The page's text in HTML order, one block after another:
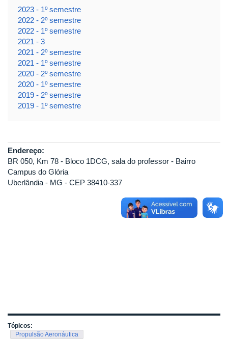
2023 - 1º semestre
2022 - 2º semestre
2022 - 1º semestre
2021 - 3
2021 - 2º semestre
2021 - 1º semestre
2020 - 2º semestre
2020 - 1º semestre
2019 - 2º semestre
2019 - 1º semestre
Endereço:
BR 050, Km 78 - Bloco 1DCG, sala do professor - Bairro
Campus do Glória
Uberlândia - MG - CEP 38410-337
Tópicos:
Propulsão Aeronáutica